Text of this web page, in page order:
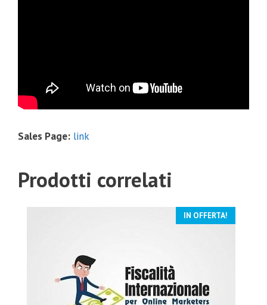
Sales Page: link
Prodotti correlati
IN OFFERTA!